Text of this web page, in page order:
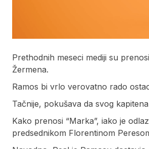
Prethodnih meseci mediji su
Žermena.
Ramos bi vrlo verovatno rado
Tačnije, pokušava da svog
Kako prenosi “Marka”, iako je
predsednikom Florentinom